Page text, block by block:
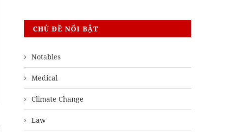
CHỦ ĐỀ NỔI BẬT
Notables
Medical
Climate Change
Law